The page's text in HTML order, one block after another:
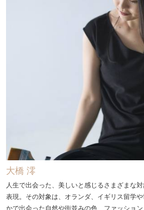
大橋 澪
人生で出会った、美しいと感じるさまざまな
表現。その対象は、オランダ、イギリス留学
かで出会った自然や街並みの色、ファッショ